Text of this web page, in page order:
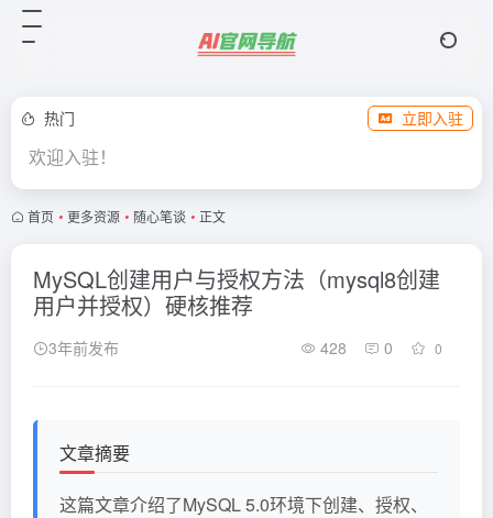
热门 立即入驻
欢迎入驻！
首页 • 更多资源 • 随心笔谈 • 正文
MySQL创建用户与授权方法（mysql8创建
用户并授权）硬核推荐
3年前发布 428 0 0
文章摘要
这篇文章介绍了MySQL 5.0环境下创建、授权、